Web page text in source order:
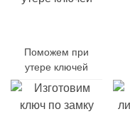
Поможем при
утере ключей